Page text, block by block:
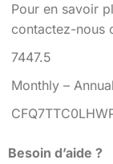
Pour en savoir
contactez-nous
7447.5
Monthly – Annual
Besoin d’aide ?